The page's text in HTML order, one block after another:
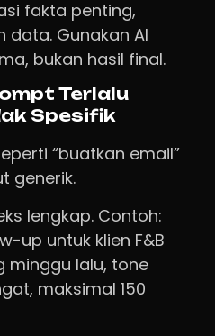
fakta penting,
Gunakan AI
bukan hasil final.
Terlalu
Spesifik
“buatkan email”
generik.
lengkap. Contoh:
up untuk klien F&B
minggu lalu, tone
maksimal 150